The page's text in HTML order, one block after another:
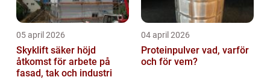
05 april 2026
Skyklift säker höjd
åtkomst för arbete på
fasad, tak och industri
04 april 2026
Proteinpulver vad, varför
och för vem?